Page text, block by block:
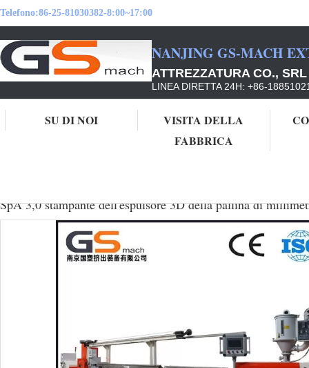
Telefono:86-25-81030382-8:00~17:00
NANJING GS-MACH
ATTREZZATURA CO.,
LINEA DIRETTA 24H: +86-
SU DI NOI
VISITA DELLA
FABBRICA
SpA 3,0 stampante dell'espulsore 3D della pallina di